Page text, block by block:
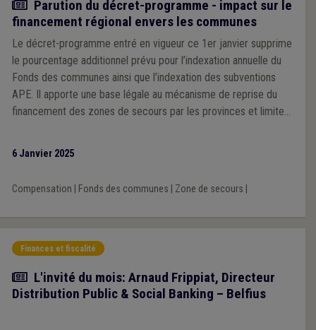
Actualité
Parution du décret-programme - impact sur le
financement régional envers les communes
Le décret-programme entré en vigueur ce 1er janvier supprime
le pourcentage additionnel prévu pour l’indexation annuelle du
Fonds des communes ainsi que l’indexation des subventions
APE. Il apporte une base légale au mécanisme de reprise du
financement des zones de secours par les provinces et limite
6 Janvier 2025
Compensation Fonds des communes Zone de secours
Finances et fiscalité
Article
L'invité du mois: Arnaud Frippiat, Directeur
Distribution Public & Social Banking – Belfius